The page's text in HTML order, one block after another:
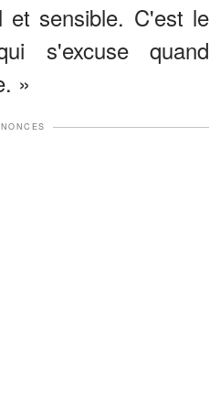
et sensible. C'est le
s'excuse quand
»